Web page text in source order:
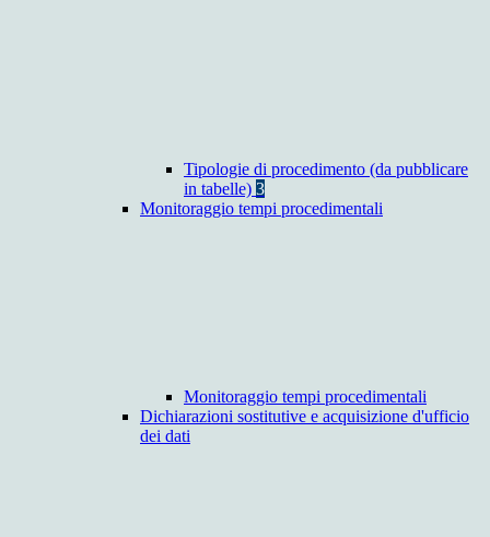
Tipologie di procedimento (da pubblicare
in tabelle) 3
Monitoraggio tempi procedimentali
Monitoraggio tempi procedimentali
Dichiarazioni sostitutive e acquisizione d'ufficio
dei dati